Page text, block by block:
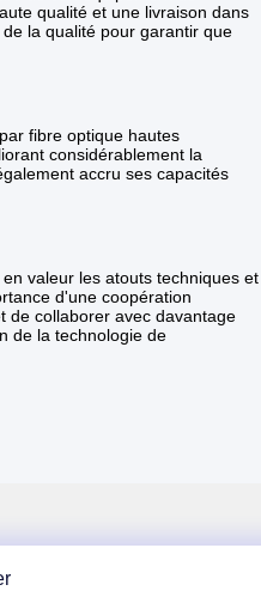
qualité et une livraison dans
la qualité pour garantir que
fibre optique hautes
considérablement la
accru ses capacités
valeur les atouts techniques et
d'une coopération
de collaborer avec davantage
de la technologie de